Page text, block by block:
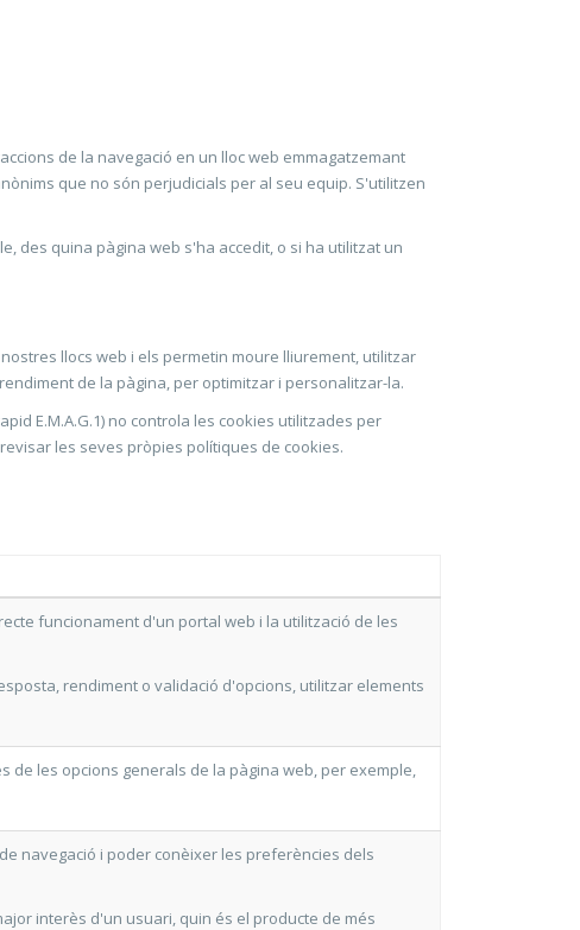
de la navegació en un lloc web emmagatzemant
que no són perjudicials per al seu equip. S'utilitzen
des quina pàgina web s'ha accedit, o si ha utilitzat un
nostres llocs web i els permetin moure lliurement, utilitzar
de la pàgina, per optimitzar i personalitzar-la.
E.M.A.G.1) no controla les cookies utilitzades per
les seves pròpies polítiques de cookies.
funcionament d'un portal web i la utilització de les
rendiment o validació d'opcions, utilitzar elements
les opcions generals de la pàgina web, per exemple,
navegació i poder conèixer les preferències dels
interès d'un usuari, quin és el producte de més